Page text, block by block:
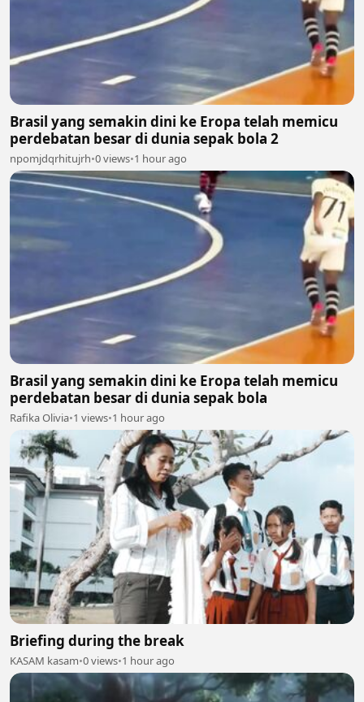
Brasil yang semakin dini ke Eropa telah memicu
perdebatan besar di dunia sepak bola 2
npomjdqrhitujrh•0 views•1 hour ago
Brasil yang semakin dini ke Eropa telah memicu
perdebatan besar di dunia sepak bola
Rafika Olivia•1 views•1 hour ago
Briefing during the break
KASAM kasam•0 views•1 hour ago